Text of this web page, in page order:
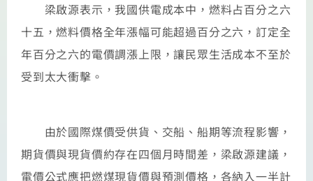
梁啟源表示，我國供電成本中，燃料占百分之六
十五，燃料價格全年漲幅可能超過百分之六，訂定全
年百分之六的電價調漲上限，讓民眾生活成本不至於
受到太大衝擊。
由於國際煤價受供貨、交船、船期等流程影響，
期貨價與現貨價約存在四個月時間差，梁啟源建議，
電價公式應把燃煤現貨價與預測價格，各納入一半計